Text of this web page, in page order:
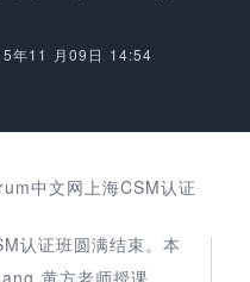
年11 月09日 14:54
中文网上海CSM认证
认证班圆满结束。本
黄方老师授课。